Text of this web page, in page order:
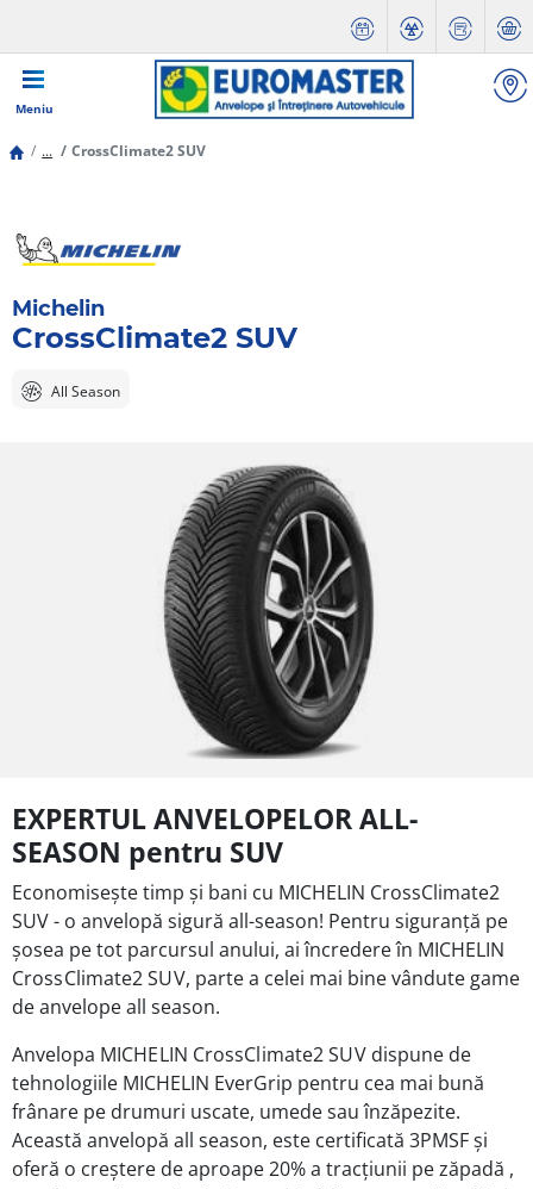
Meniu
... CrossClimate2 SUV
Michelin
CrossClimate2 SUV
All Season
EXPERTUL ANVELOPELOR ALL-
SEASON pentru SUV
Economisește timp și bani cu MICHELIN CrossClimate2
SUV - o anvelopă sigură all-season! Pentru siguranță pe
șosea pe tot parcursul anului, ai încredere în MICHELIN
CrossClimate2 SUV, parte a celei mai bine vândute game
de anvelope all season.
Anvelopa MICHELIN CrossClimate2 SUV dispune de
tehnologiile MICHELIN EverGrip pentru cea mai bună
frânare pe drumuri uscate, umede sau înzăpezite.
Această anvelopă all season, este certificată 3PMSF și
oferă o creștere de aproape 20% a tracțiunii pe zăpadă ,